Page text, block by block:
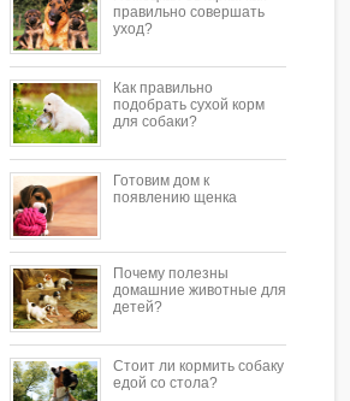
правильно совершать
уход?
Как правильно
подобрать сухой корм
для собаки?
Готовим дом к
появлению щенка
Почему полезны
домашние животные для
детей?
Стоит ли кормить собаку
едой со стола?